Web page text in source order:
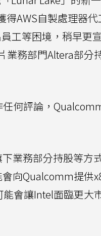
得AWS自製處理器
工等困境，稍早更
業務部門Altera部分
何評論，
業務部分持股等方
向Qualcomm提供
會讓Intel面臨更大